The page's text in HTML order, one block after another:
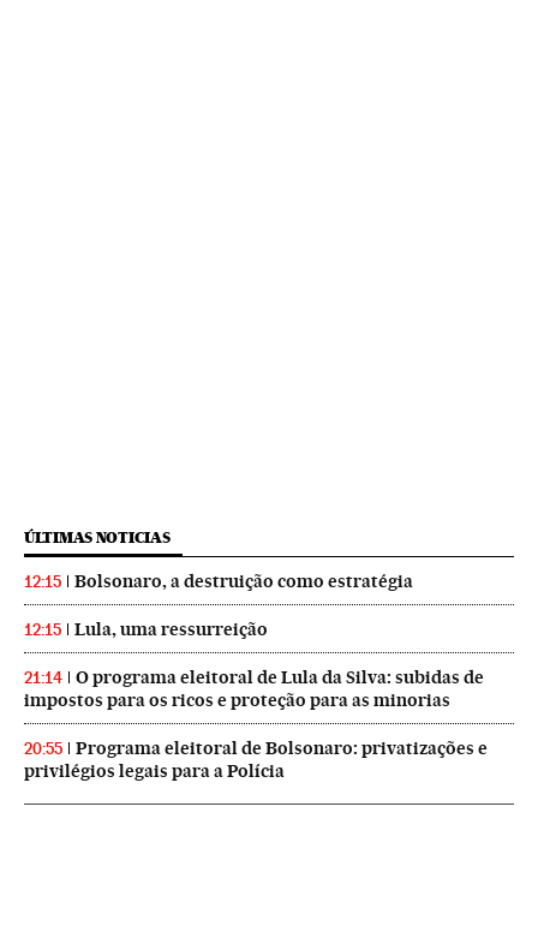
ÚLTIMAS NOTICIAS
12:15 Bolsonaro, a destruição como estratégia
12:15 Lula, uma ressurreição
21:14
O programa eleitoral de Lula da Silva: subidas de
impostos para os ricos e proteção para as minorias
20:55
Programa eleitoral de Bolsonaro: privatizações e
privilégios legais para a Polícia